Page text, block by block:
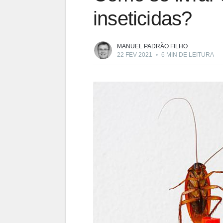
inseticidas?
MANUEL PADRÃO FILHO
22 FEV 2021 • 6 MIN DE LEITURA